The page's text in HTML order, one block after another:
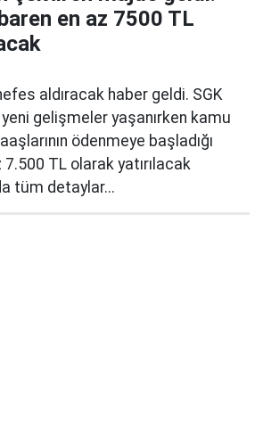
en az 7500 TL
aldıracak haber geldi. SGK
gelişmeler yaşanırken kamu
ödenmeye başladığı
7.500 TL olarak yatırılacak
tüm detaylar...